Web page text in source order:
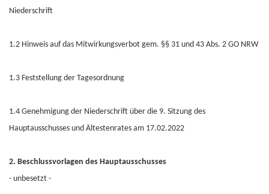
Niederschrift
1.2 Hinweis auf das Mitwirkungsverbot gem. §§ 31 und 43 Abs. 2 GO NRW
1.3 Feststellung der Tagesordnung
1.4 Genehmigung der Niederschrift über die 9. Sitzung des
Hauptausschusses und Ältestenrates am 17.02.2022
2. Beschlussvorlagen des Hauptausschusses
- unbesetzt -